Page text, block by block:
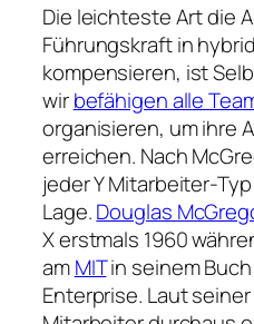
Die leichteste Art die
Führungskraft in
kompensieren, ist
wirbefähigen alle
organisieren, um ihre
erreichen. Nach
jeder Y Mitarbeiter-
Lage.Douglas
X erstmals 1960
amMITin seinem Buch
Enterprise. Laut